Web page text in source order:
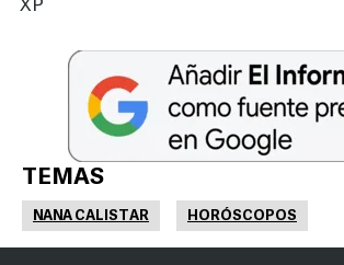
XP
TEMAS
NANA CALISTAR HORÓSCOPOS